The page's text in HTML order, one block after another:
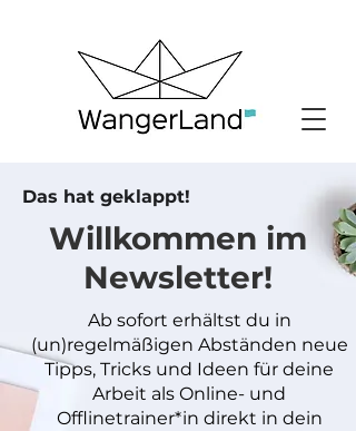
Das hat geklappt!
Willkommen im
Newsletter!
Ab sofort erhältst du in
(un)regelmäßigen Abständen neue
Tipps, Tricks und Ideen für deine
Arbeit als Online- und
Offlinetrainer*in direkt in dein